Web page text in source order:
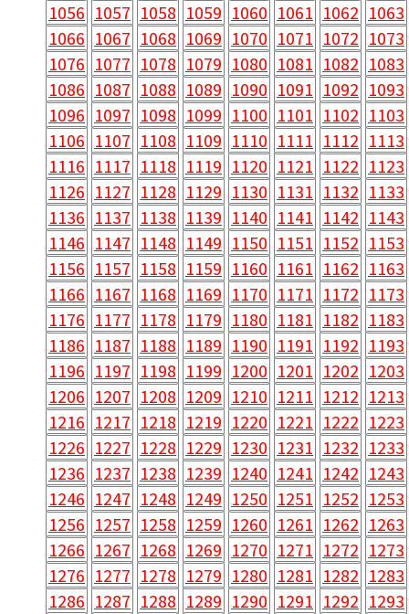
1056 1057 1058 1059 1060 1061 1062 1063
1066 1067 1068 1069 1070 1071 1072 1073
1076 1077 1078 1079 1080 1081 1082 1083
1086 1087 1088 1089 1090 1091 1092 1093
1096 1097 1098 1099 1100 1101 1102 1103
1106 1107 1108 1109 1110 1111 1112 1113
1116 1117 1118 1119 1120 1121 1122 1123
1126 1127 1128 1129 1130 1131 1132 1133
1136 1137 1138 1139 1140 1141 1142 1143
1146 1147 1148 1149 1150 1151 1152 1153
1156 1157 1158 1159 1160 1161 1162 1163
1166 1167 1168 1169 1170 1171 1172 1173
1176 1177 1178 1179 1180 1181 1182 1183
1186 1187 1188 1189 1190 1191 1192 1193
1196 1197 1198 1199 1200 1201 1202 1203
1206 1207 1208 1209 1210 1211 1212 1213
1216 1217 1218 1219 1220 1221 1222 1223
1226 1227 1228 1229 1230 1231 1232 1233
1236 1237 1238 1239 1240 1241 1242 1243
1246 1247 1248 1249 1250 1251 1252 1253
1256 1257 1258 1259 1260 1261 1262 1263
1266 1267 1268 1269 1270 1271 1272 1273
1276 1277 1278 1279 1280 1281 1282 1283
1286 1287 1288 1289 1290 1291 1292 1293